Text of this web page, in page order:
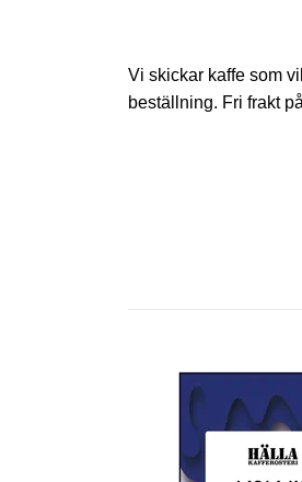
Vi skickar kaffe som
beställning. Fri frakt